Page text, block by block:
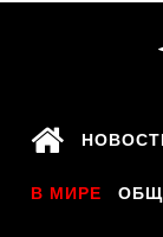
В МИРЕ